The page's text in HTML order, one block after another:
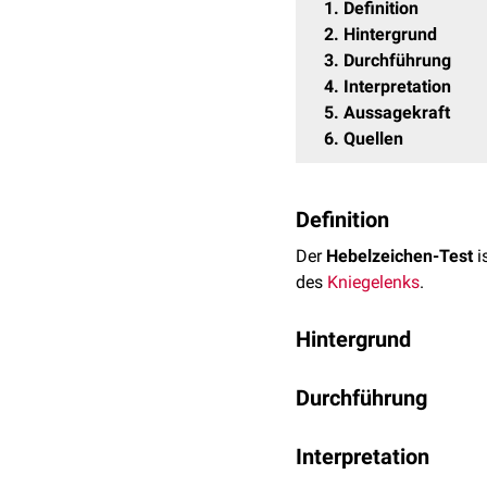
1
Definition
2 Hintergrund
3 Durchführung
4 Interpretation
5 Aussagekraft
6 Quellen
Definition
Der Hebelzeichen-Test
des Kniegelenks.
Hintergrund
bezeichnet. Er basiert
Durchführung
Unterarmunter dem
Interpretation